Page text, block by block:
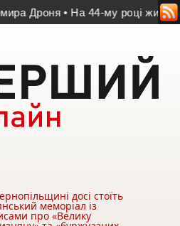
• На 44-му році життя
досі стоїть
меморіал із
про «Велику